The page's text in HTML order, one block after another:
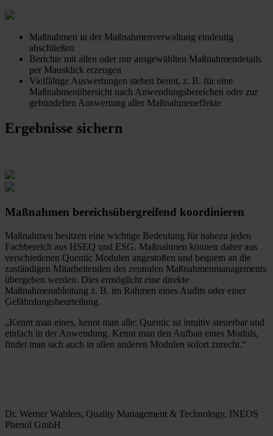
Maßnahmen in der Maßnahmenverwaltung eindeutig
abschließen
Berichte mit allen oder nur ausgewählten Maßnahmendetails
per Mausklick erzeugen
Vielfältige Auswertungen stehen bereit, z. B. für eine
Maßnahmenübersicht nach Anwendungsbereichen oder zur
gebündelten Auswertung aller Maßnahmeneffekte
Ergebnisse sichern
Maßnahmen bereichsübergreifend koordinieren
Maßnahmen besitzen eine wichtige Bedeutung für nahezu jeden
Fachbereich aus HSEQ und ESG. Maßnahmen können daher aus
verschiedenen Quentic Modulen angestoßen und bequem an die
zuständigen Mitarbeitenden des zentralen Maßnahmenmanagements
übergeben werden. Dies ermöglicht eine direkte
Maßnahmenableitung z. B. im Rahmen eines Audits oder einer
Gefährdungsbeurteilung.
„Kennt man eines, kennt man alle: Quentic ist intuitiv steuerbar und
einfach in der Anwendung. Kennt man den Aufbau eines Moduls,
findet man sich auch in allen anderen Modulen sofort zurecht.“
Dr. Werner Wahlers, Quality Management & Technology, INEOS
Phenol GmbH